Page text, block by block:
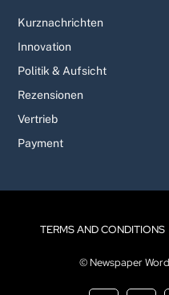
Kurznachrichten
Innovation
Politik & Aufsicht
Rezensionen
Vertrieb
Payment
TERMS AND CONDITIONS
© Newspaper